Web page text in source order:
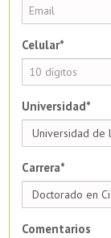
Celular*
Universidad*
Carrera*
Comentarios